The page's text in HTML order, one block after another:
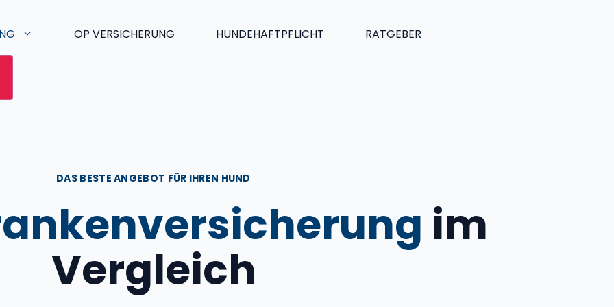
OP VERSICHERUNG HUNDEHAFTPFLICHT RATGEBER
DAS BESTE ANGEBOT FÜR IHREN HUND
im
Vergleich